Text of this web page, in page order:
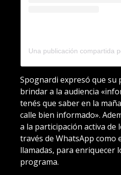
Spognardi expresó que su
brindar a la audiencia
tenés que saber en la
calle bien informado».
a la participación activa de
través de WhatsApp como
llamadas, para enriquecer
programa.